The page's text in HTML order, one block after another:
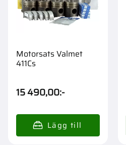
Motorsats Valmet
411Cs
15 490,00:-